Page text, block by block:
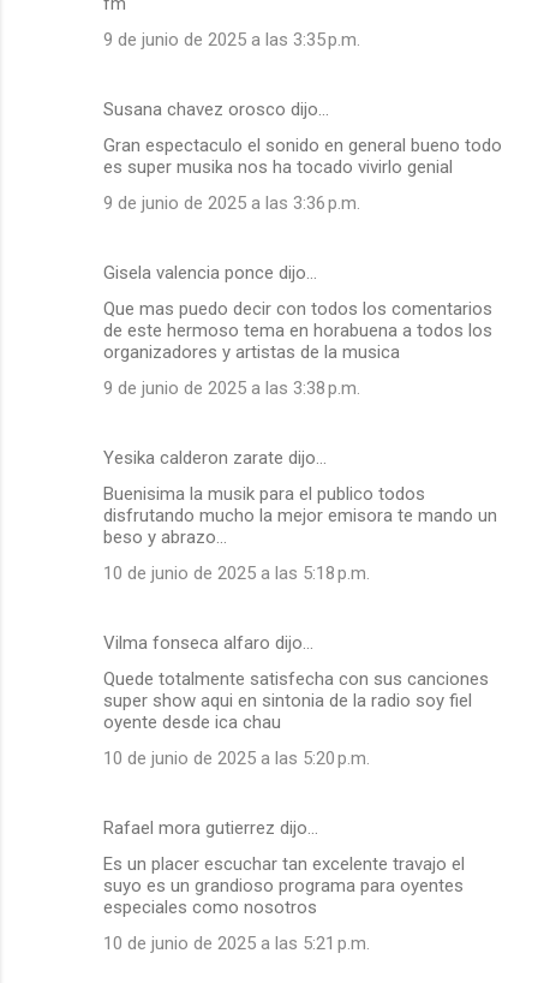
9 de junio de 2025 a las 3:35 p.m.
Susana chavez orosco dijo…
Gran espectaculo el sonido en general bueno todo
es super musika nos ha tocado vivirlo genial
9 de junio de 2025 a las 3:36 p.m.
Gisela valencia ponce dijo…
Que mas puedo decir con todos los comentarios
de este hermoso tema en horabuena a todos los
organizadores y artistas de la musica
9 de junio de 2025 a las 3:38 p.m.
Yesika calderon zarate dijo…
Buenisima la musik para el publico todos
disfrutando mucho la mejor emisora te mando un
beso y abrazo...
10 de junio de 2025 a las 5:18 p.m.
Vilma fonseca alfaro dijo…
Quede totalmente satisfecha con sus canciones
super show aqui en sintonia de la radio soy fiel
oyente desde ica chau
10 de junio de 2025 a las 5:20 p.m.
Rafael mora gutierrez dijo…
Es un placer escuchar tan excelente travajo el
suyo es un grandioso programa para oyentes
especiales como nosotros
10 de junio de 2025 a las 5:21 p.m.